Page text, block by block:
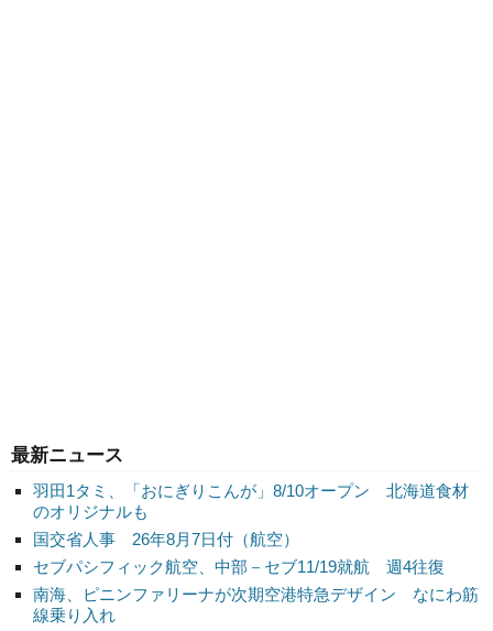
最新ニュース
羽田1タミ、「おにぎりこんが」8/10オープン 北海道食材
のオリジナルも
国交省人事 26年8月7日付（航空）
セブパシフィック航空、中部－セブ11/19就航 週4往復
南海、ピニンファリーナが次期空港特急デザイン なにわ筋
線乗り入れ